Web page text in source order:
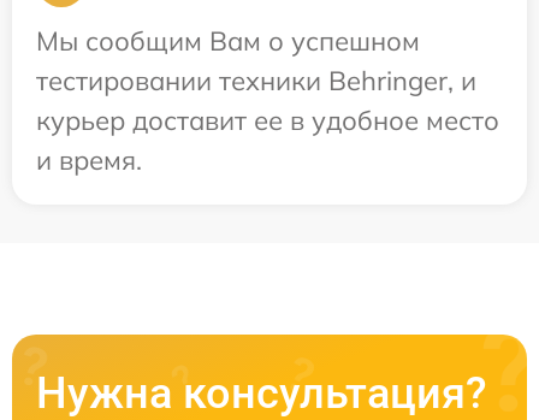
Мы сообщим Вам о успешном
тестировании техники Behringer, и
курьер доставит ее в удобное место
и время.
Нужна консультация?